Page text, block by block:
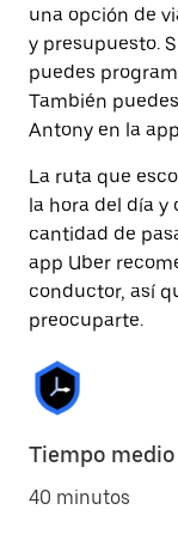
una opción de
y presupuesto.
puedes
También
Antony en la
La ruta que
la hora del día y
cantidad de
app Uber
conductor, así
preocuparte.
Tiempo medio
40 minutos